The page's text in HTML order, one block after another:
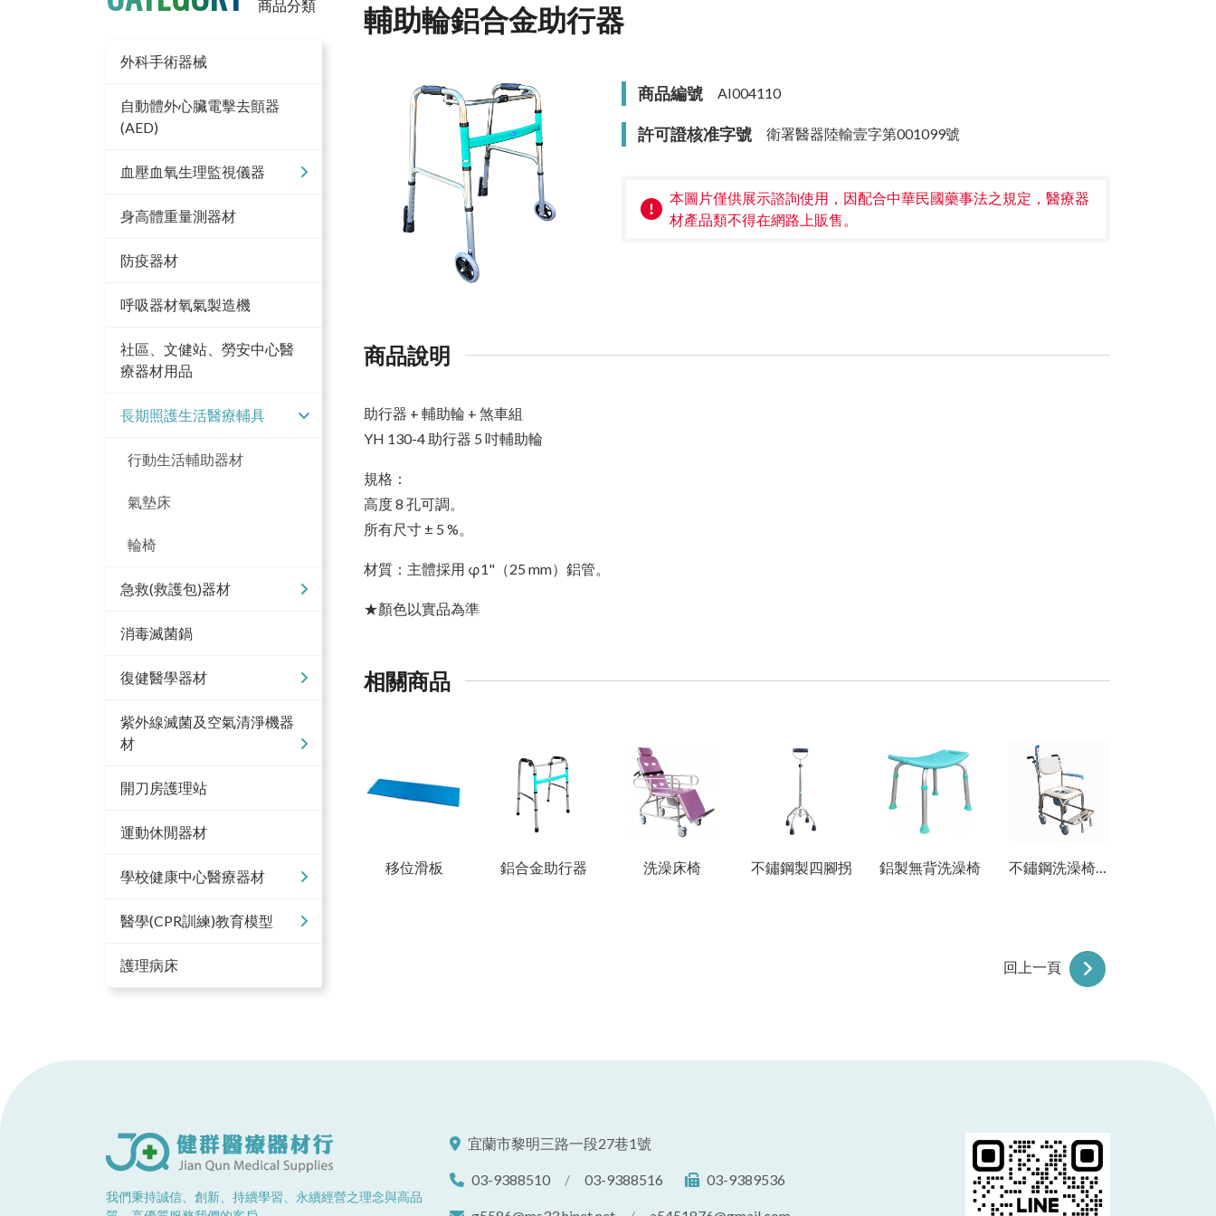
商品分類
外科手術器械
自動體外心臟電擊去顫器
(AED)
血壓血氧生理監視儀器
身高體重量測器材
防疫器材
呼吸器材氧氣製造機
社區、文健站、勞安中心醫
療器材用品
長期照護生活醫療輔具
行動生活輔助器材
氣墊床
輪椅
急救(救護包)器材
消毒滅菌鍋
復健醫學器材
紫外線滅菌及空氣清淨機器
材
開刀房護理站
運動休閒器材
學校健康中心醫療器材
醫學(CPR訓練)教育模型
護理病床
輔助輪鋁合金助行器
商品編號 AI004110
許可證核准字號 衛署醫器陸輸壹字第001099號
本圖片僅供展示諮詢使用，因配合中華民國藥事法之規定，醫療器
材產品類不得在網路上販售。
商品說明
助行器 + 輔助輪 + 煞車組
YH 130-4 助行器 5 吋輔助輪
規格：
高度 8 孔可調。
所有尺寸 ± 5 %。
材質：主體採用 φ1"（25 mm）鋁管。
★顏色以實品為準
相關商品
移位滑板 鋁合金助行器 洗澡床椅 不鏽鋼製四腳拐 鋁製無背洗澡椅 不鏽鋼洗澡椅（掀手）
回上一頁
我們秉持誠信、創新、持續學習、永續經營之理念與高品
宜蘭市黎明三路一段27巷1號
03-9388510 / 03-9388516 03-9389536